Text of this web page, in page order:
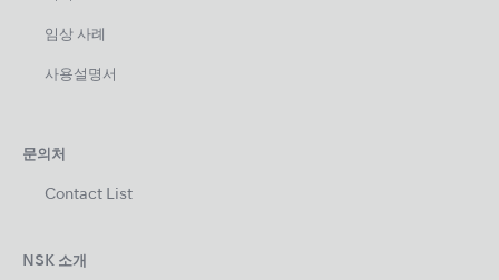
임상 사례
사용설명서
문의처
Contact List
NSK 소개